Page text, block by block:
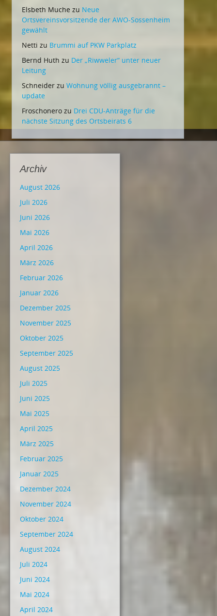
Elsbeth Muche zu Neue
Ortsvereinsvorsitzende der AWO-Sossenheim
gewählt
Netti zu Brummi auf PKW Parkplatz
Bernd Huth zu Der „Riwweler“ unter neuer
Leitung
Schneider zu Wohnung völlig ausgebrannt –
update
Froschonero zu Drei CDU-Anträge für die
nächste Sitzung des Ortsbeirats 6
Archiv
August 2026
Juli 2026
Juni 2026
Mai 2026
April 2026
März 2026
Februar 2026
Januar 2026
Dezember 2025
November 2025
Oktober 2025
September 2025
August 2025
Juli 2025
Juni 2025
Mai 2025
April 2025
März 2025
Februar 2025
Januar 2025
Dezember 2024
November 2024
Oktober 2024
September 2024
August 2024
Juli 2024
Juni 2024
Mai 2024
April 2024